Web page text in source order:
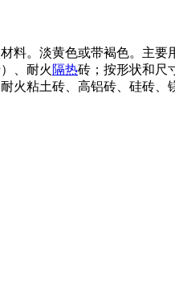
料。淡黄色或带褐色。主
、耐火 隔热砖；按形状和尺
火粘土砖、高铝砖、硅砖、